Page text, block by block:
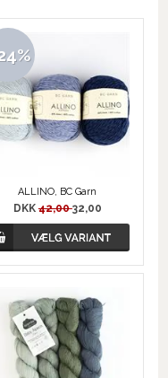
ALLINO, BC Garn
DKK42,0032,00